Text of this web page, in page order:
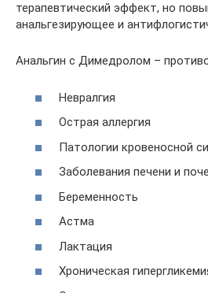
терапевтический эффект, но
анальгезирующее и
Анальгин с Димедролом –
Невралгия
Острая аллергия
Патологии кровеносной
Заболевания печени и
Беременность
Астма
Лактация
Хроническая